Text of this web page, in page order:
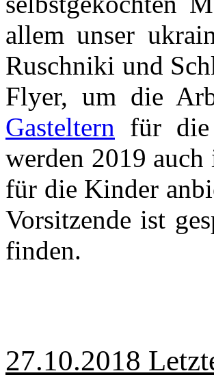
allem unser
Ruschniki und
Flyer, um die
Gasteltern für
werden 2019
für die Kinder
Vorsitzende ist
finden.
27.10.2018